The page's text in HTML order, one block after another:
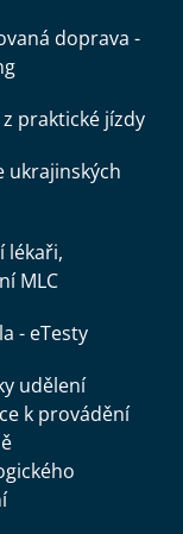
doprava -
praktické jízdy
ukrajinských
lékaři,
MLC
- eTesty
udělení
k provádění